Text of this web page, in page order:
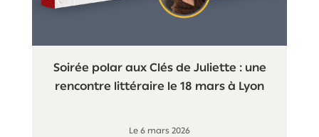
Soirée polar aux Clés de Juliette : une
rencontre littéraire le 18 mars à Lyon
Le 6 mars 2026